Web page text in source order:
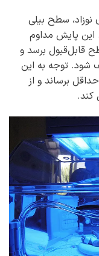
نوزاد، سطح بیلی
این پایش مداوم
قابل‌قبول برسد و
شود. توجه به این
برساند و از
کند.